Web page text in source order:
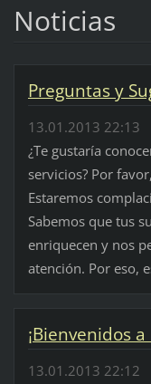
Noticias
Preguntas y
13.01.2013 22:13
¿Te gustaría
servicios? Por
Estaremos
Sabemos que tus
enriquecen y nos
atención. Por eso,
¡Bienvenidos
13.01.2013 22:12